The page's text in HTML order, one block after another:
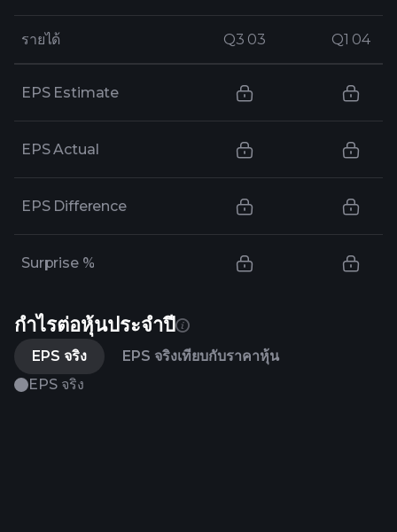
รายได้ Q3 03 Q1 04
รายได้ Q3 03 Q1 04
EPS Estimate
EPS Actual
EPS Difference
Surprise %
กำไรต่อหุ้นประจำปี
EPS จริง
EPS จริงเทียบกับราคาหุ้น
EPS จริง